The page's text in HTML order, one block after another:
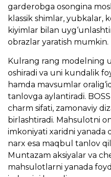
garderobga osongina
klassik shimlar, yubkalar,
kiyimlar bilan
obrazlar yaratish mumkin.
Kulrang rang modelning
oshiradi va uni kundalik
hamda mavsumlar
tanlovga aylantiradi.
charm sifati, zamonaviy
birlashtiradi. Mahsulotni
imkoniyati xaridni yanada
narx esa maqbul tanlov
Muntazam aksiyalar va
mahsulotlarni yanada